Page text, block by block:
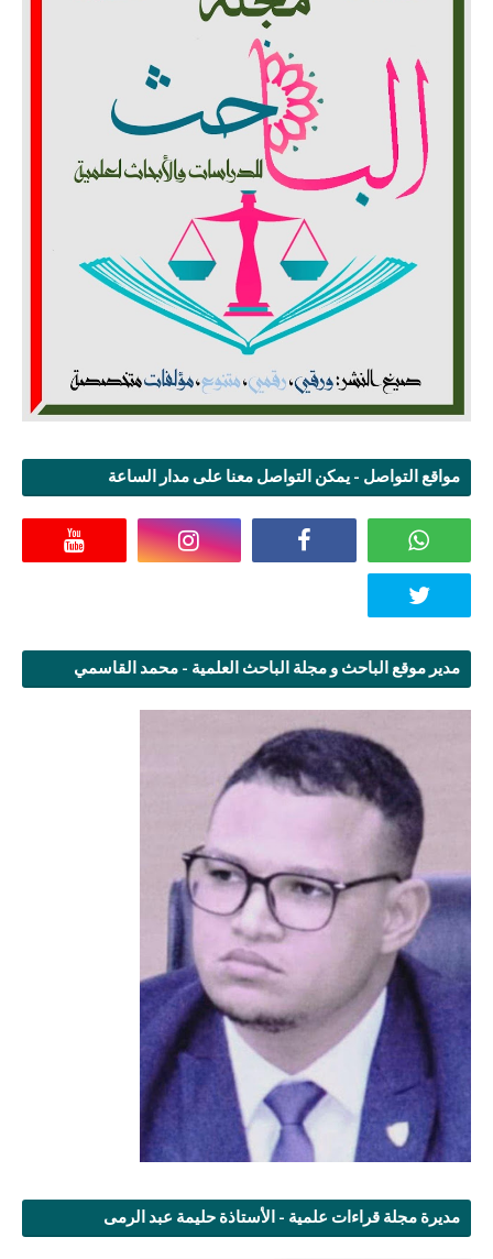
مواقع التواصل - يمكن التواصل معنا على مدار الساعة
مدير موقع الباحث و مجلة الباحث العلمية - محمد القاسمي
مديرة مجلة قراءات علمية - الأستاذة حليمة عبد الرمى